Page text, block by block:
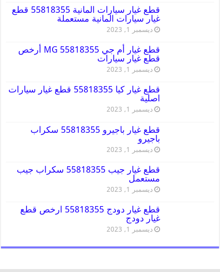
قطع غيار سيارات المانية 55818355 قطع
غيار سيارات المانية مستعملة
ديسمبر 1, 2023
قطع غيار أم جي MG 55818355 أرخص
قطع غيار سيارات
ديسمبر 1, 2023
قطع غيار كيا 55818355 قطع غيار سيارات
اصلية
ديسمبر 1, 2023
قطع غيار باجيرو 55818355 سكراب
باجيرو
ديسمبر 1, 2023
قطع غيار جيب 55818355 سكراب جيب
مستعمل
ديسمبر 1, 2023
قطع غيار دودج 55818355 ارخص قطع
غيار دودج
ديسمبر 1, 2023